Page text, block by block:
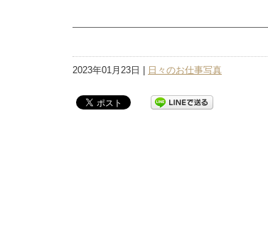
2023年01月23日 | 日々のお仕事写真